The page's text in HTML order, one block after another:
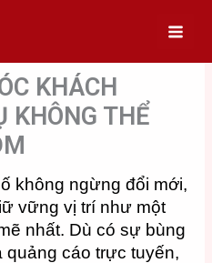
KHÁCH
KHÔNG THỂ
không ngừng đổi mới,
vững vị trí như một
nhất. Dù có sự bùng
quảng cáo trực tuyến,